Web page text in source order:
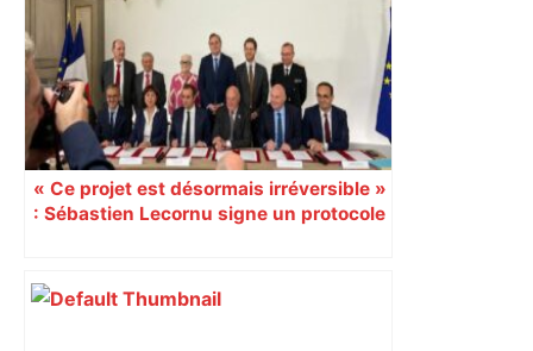
sa sortie à Metz – L'Équipe
« Ce projet est désormais irréversible »
: Sébastien Lecornu signe un protocole